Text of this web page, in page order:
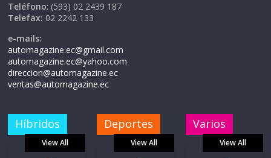
Teléfono: (593) 02 2439 187
Telefax: 02 2242 133
e-mails:
automagazine.ec@gmail.com
automagazine.ec@yahoo.com
direccion@automagazine.ec
ventas@automagazine.ec
Híbridos
View All
Deportes
View All
Varios
View All